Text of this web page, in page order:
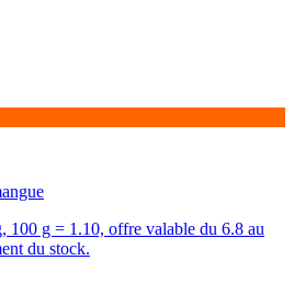
100 g = 1.10, offre valable du 6.8 au
du stock.